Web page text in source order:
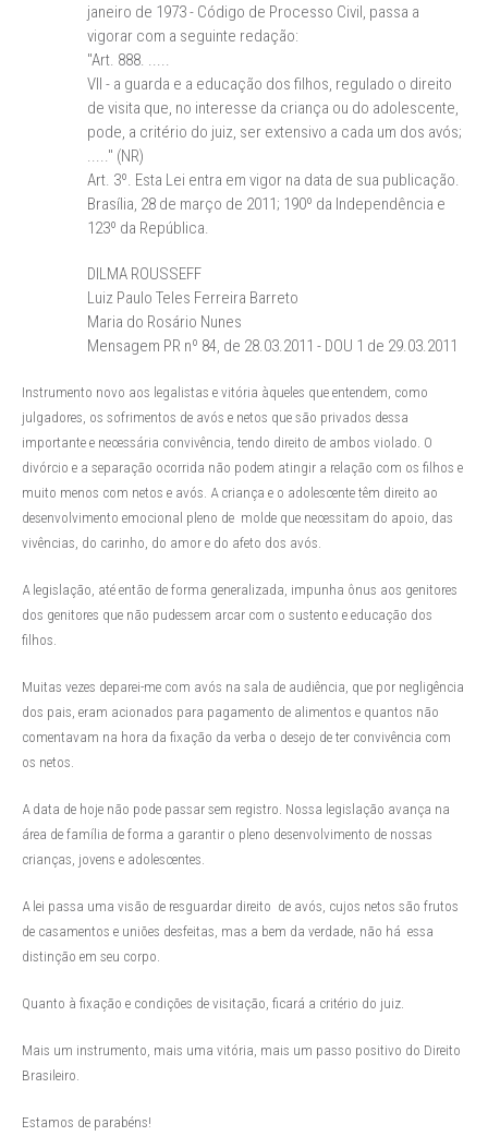
janeiro de 1973 - Código de Processo Civil, passa a
vigorar com a seguinte redação:
"Art. 888. .....
VII - a guarda e a educação dos filhos, regulado o direito
de visita que, no interesse da criança ou do adolescente,
pode, a critério do juiz, ser extensivo a cada um dos avós;
....." (NR)
Art. 3º. Esta Lei entra em vigor na data de sua publicação.
Brasília, 28 de março de 2011; 190º da Independência e
123º da República.
DILMA ROUSSEFF
Luiz Paulo Teles Ferreira Barreto
Maria do Rosário Nunes
Mensagem PR nº 84, de 28.03.2011 - DOU 1 de 29.03.2011
Instrumento novo aos legalistas e vitória àqueles que entendem, como
julgadores, os sofrimentos de avós e netos que são privados dessa
importante e necessária convivência, tendo direito de ambos violado. O
divórcio e a separação ocorrida não podem atingir a relação com os filhos e
muito menos com netos e avós. A criança e o adolescente têm direito ao
desenvolvimento emocional pleno de molde que necessitam do apoio, das
vivências, do carinho, do amor e do afeto dos avós.
A legislação, até então de forma generalizada, impunha ônus aos genitores
dos genitores que não pudessem arcar com o sustento e educação dos
filhos.
Muitas vezes deparei-me com avós na sala de audiência, que por negligência
dos pais, eram acionados para pagamento de alimentos e quantos não
comentavam na hora da fixação da verba o desejo de ter convivência com
os netos.
A data de hoje não pode passar sem registro. Nossa legislação avança na
área de família de forma a garantir o pleno desenvolvimento de nossas
crianças, jovens e adolescentes.
A lei passa uma visão de resguardar direito de avós, cujos netos são frutos
de casamentos e uniões desfeitas, mas a bem da verdade, não há essa
distinção em seu corpo.
Quanto à fixação e condições de visitação, ficará a critério do juiz.
Mais um instrumento, mais uma vitória, mais um passo positivo do Direito
Brasileiro.
Estamos de parabéns!